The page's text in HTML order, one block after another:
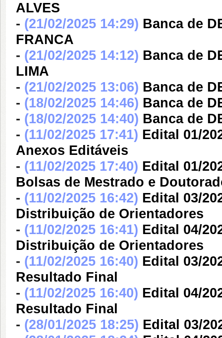
ALVES
- (21/02/2025 14:29) Banca de
FRANCA
- (21/02/2025 14:12) Banca de
LIMA
- (21/02/2025 13:06) Banca de
- (18/02/2025 14:46) Banca de
- (18/02/2025 14:40) Banca de
- (11/02/2025 17:41) Edital 01/
Anexos Editáveis
- (11/02/2025 17:40) Edital 01/
Bolsas de Mestrado e
- (11/02/2025 16:42) Edital 03/
Distribuição de Orientadores
- (11/02/2025 16:41) Edital 04/
Distribuição de Orientadores
- (11/02/2025 16:40) Edital 03/
Resultado Final
- (11/02/2025 16:40) Edital 04/
Resultado Final
- (28/01/2025 18:25) Edital 03/